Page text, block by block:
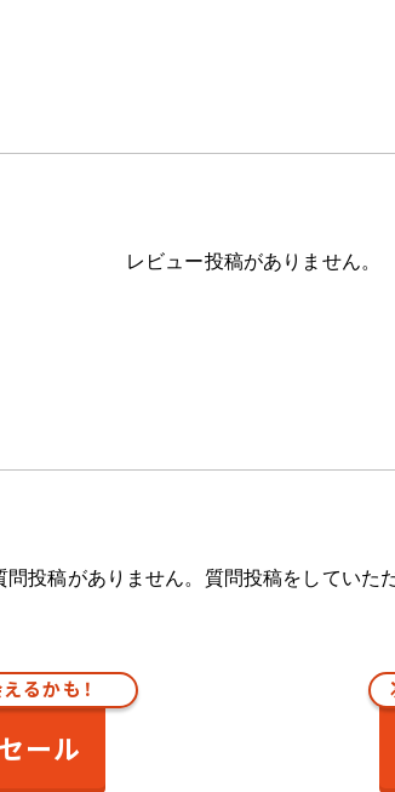
レビュー投稿がありません。
問投稿がありません。質問投稿をしていた
るかも！
ール